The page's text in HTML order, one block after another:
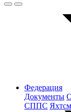
Федерация
Документы
СППС